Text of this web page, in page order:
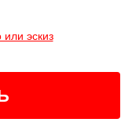
эскиз